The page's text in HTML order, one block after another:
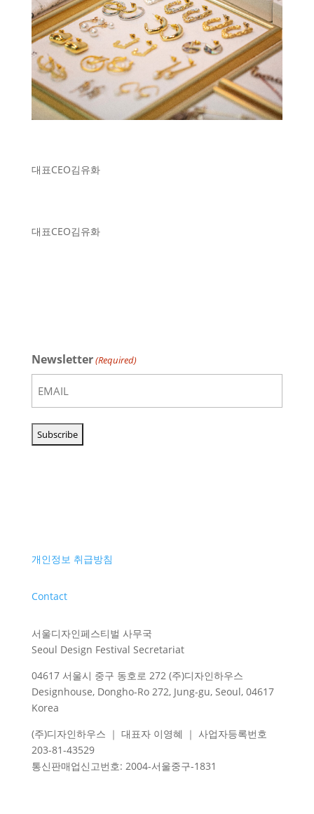
대표CEO김유화
대표CEO김유화
Newsletter(Required)
개인정보 취급방침
Contact
서울디자인페스티벌 사무국
Seoul Design Festival Secretariat
04617 서울시 중구 동호로 272 (주)디자인하우스
Designhouse, Dongho-Ro 272, Jung-gu, Seoul, 04617
Korea
(주)디자인하우스 ｜ 대표자 이영혜 ｜ 사업자등록번호
203-81-43529
통신판매업신고번호: 2004-서울중구-1831